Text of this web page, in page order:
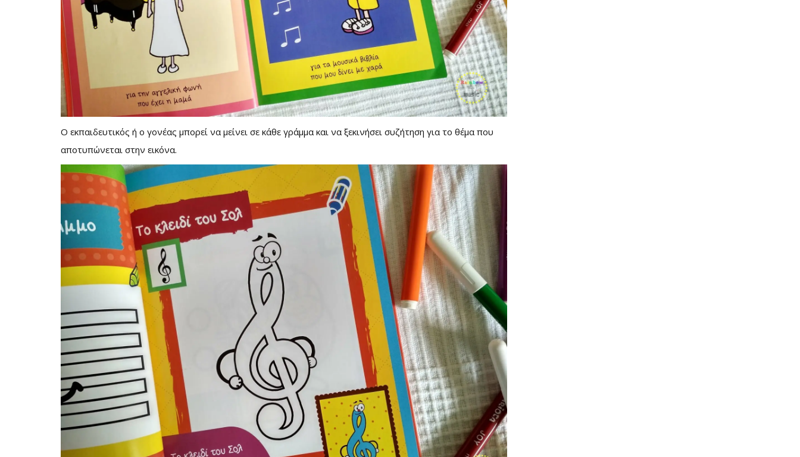
Ο εκπαιδευτικός ή ο γονέας μπορεί να μείνει σε κάθε γράμμα και να ξεκινήσει συζήτηση για το θέμα που
αποτυπώνεται στην εικόνα.